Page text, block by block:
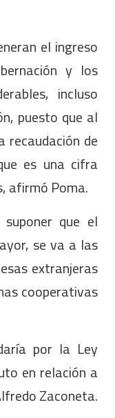
el ingreso
y los
incluso
puesto que al
de
es una cifra
afirmó Poma.
que el
se va a las
extranjeras
cooperativas
por la Ley
en relación a
Zaconeta.